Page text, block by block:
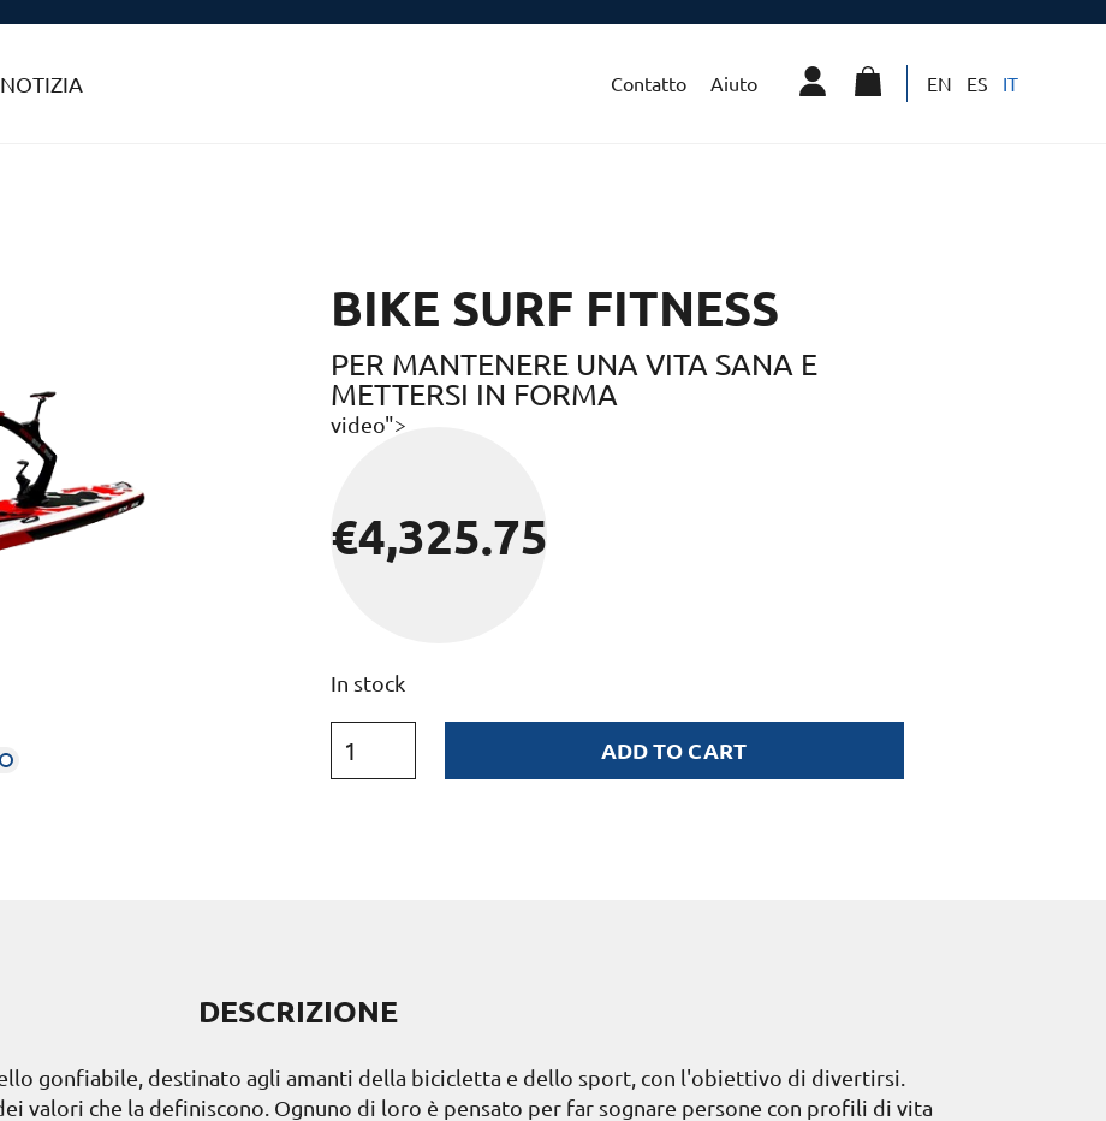
NOTIZIA Contatto Aiuto EN ES IT
BIKE SURF FITNESS
PER MANTENERE UNA VITA SANA E
METTERSI IN FORMA
video">
€4,325.75
In stock
ADD TO CART
DESCRIZIONE
gonfiabile, destinato agli amanti della bicicletta e dello sport, con l'obiettivo di divertirsi.
valori che la definiscono. Ognuno di loro è pensato per far sognare persone con profili di vita